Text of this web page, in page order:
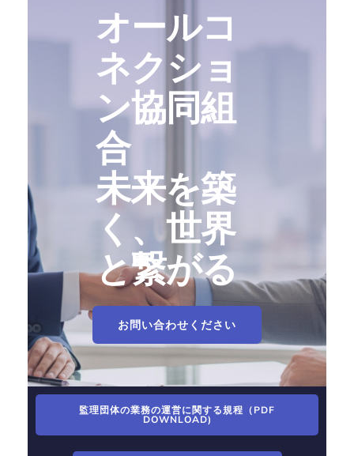
オールコ
ネクショ
ン協同組
合
未来を築
く、世界
と繋がる
お問い合わせください
監理団体の業務の運営に関する規程（PDF
DOWNLOAD)